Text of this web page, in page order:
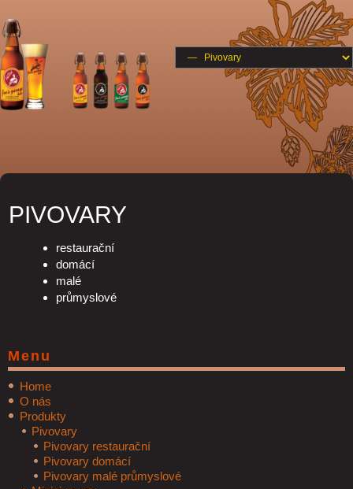
PIVOVARY
restaurační
domácí
malé
průmyslové
Menu
Home
O nás
Produkty
Pivovary
Pivovary restaurační
Pivovary domácí
Pivovary malé průmyslové